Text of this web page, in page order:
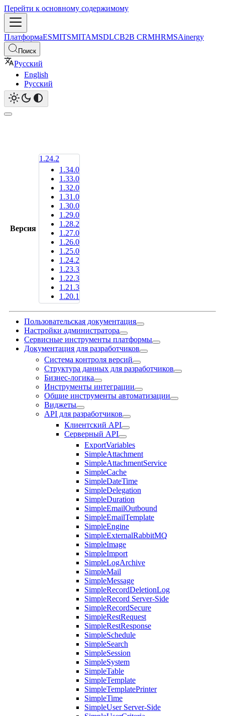
Перейти к основному содержимому
ПлатформаESMITSMITAMSDLCB2B CRMHRMSAinergy
Поиск
Русский
English
Русский
Версия
1.24.2
1.34.0
1.33.0
1.32.0
1.31.0
1.30.0
1.29.0
1.28.2
1.27.0
1.26.0
1.25.0
1.24.2
1.23.3
1.22.3
1.21.3
1.20.1
Пользовательская документация
Настройки администратора
Сервисные инструменты платформы
Документация для разработчиков
Система контроля версий
Структура данных для разработчиков
Бизнес-логика
Инструменты интеграции
Общие инструменты автоматизации
Виджеты
API для разработчиков
Клиентский API
Серверный API
ExportVariables
SimpleAttachment
SimpleAttachmentService
SimpleCache
SimpleDateTime
SimpleDelegation
SimpleDuration
SimpleEmailOutbound
SimpleEmailTemplate
SimpleEngine
SimpleExternalRabbitMQ
SimpleImage
SimpleImport
SimpleLogArchive
SimpleMail
SimpleMessage
SimpleRecordDeletionLog
SimpleRecord Server-Side
SimpleRecordSecure
SimpleRestRequest
SimpleRestResponse
SimpleSchedule
SimpleSearch
SimpleSession
SimpleSystem
SimpleTable
SimpleTemplate
SimpleTemplatePrinter
SimpleTime
SimpleUser Server-Side